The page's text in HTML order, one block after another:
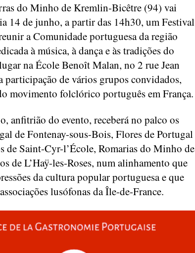
do Minho de Kremlin-Bicêtre (94) vai
14 de junho, a partir das 14h30, um Festival
a Comunidade portuguesa da região
à música, à dança e às tradições do
na École Benoît Malan, no 2 rue Jean
participação de vários grupos convidados,
movimento folclórico português em França.
anfitrião do evento, receberá no palco os
de Fontenay-sous-Bois, Flores de Portugal
de Saint-Cyr-l’École, Romarias do Minho de
de L’Haÿ-les-Roses, num alinhamento que
da cultura popular portuguesa e que
lusófonas da Île-de-France.